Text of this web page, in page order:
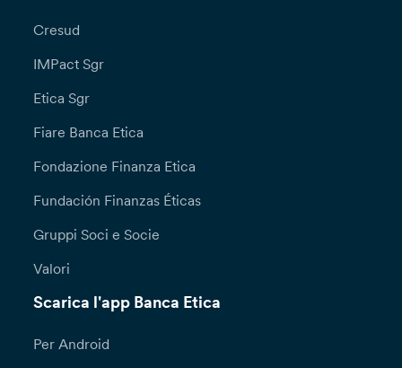
Cresud
IMPact Sgr
Etica Sgr
Fiare Banca Etica
Fondazione Finanza Etica
Fundación Finanzas Éticas
Gruppi Soci e Socie
Valori
Scarica l'app Banca Etica
Per Android